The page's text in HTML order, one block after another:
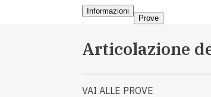
Informazioni
Prove
Articolazione
VAI ALLE PROVE